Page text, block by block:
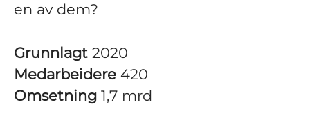
en av dem?
Grunnlagt 2020
Medarbeidere 420
Omsetning 1,7 mrd